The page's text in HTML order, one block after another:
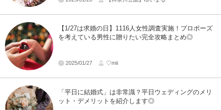
【1/27は求婚の日】1116人女性調査実施！プロポーズ
を考えている男性に贈りたい完全攻略まとめ◎
2025/01/27 ♡mii
「平日に結婚式」は非常識？平日ウェディングのメリ
ット・デメリットを紹介します◎